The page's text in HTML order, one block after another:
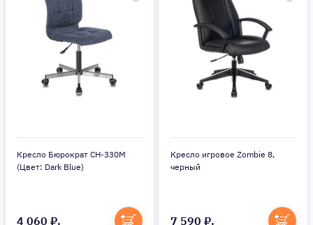
Кресло Бюрократ CH-330M
(Цвет: Dark Blue)
4 060 ₽.
Кресло игровое Zombie 8,
черный
7 590 ₽.